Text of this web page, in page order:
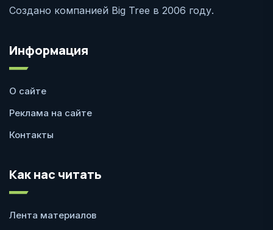
Создано компанией Big Tree в 2006 году.
Информация
О сайте
Реклама на сайте
Контакты
Как нас читать
Лента материалов